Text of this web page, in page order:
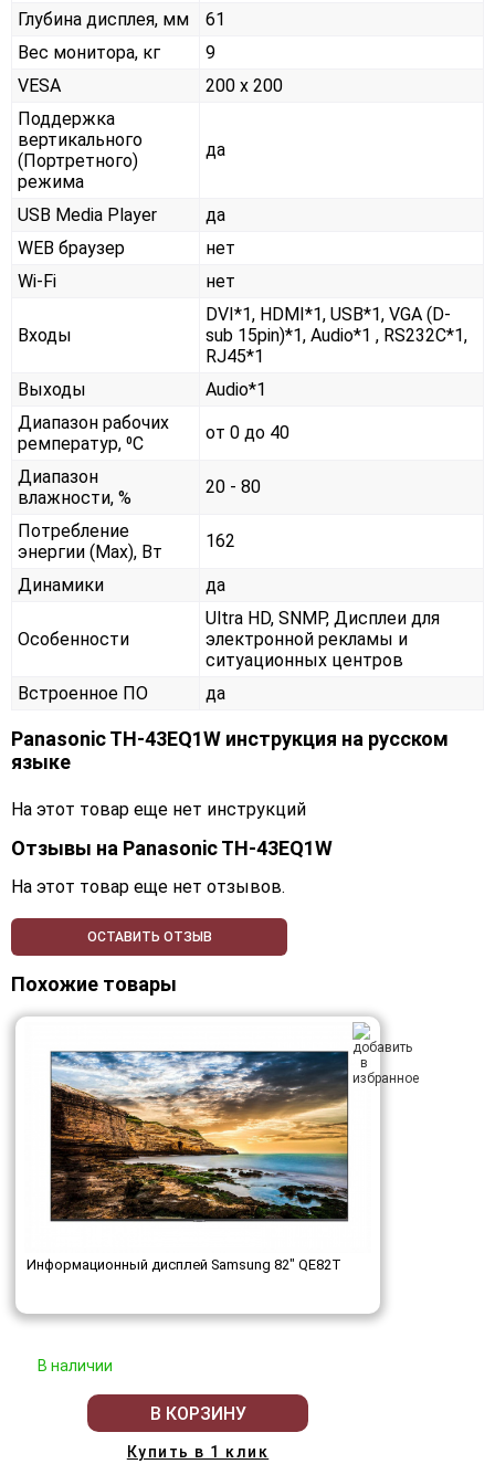
Глубина дисплея, мм
61
Вес монитора, кг
9
VESA
200 x 200
Поддержка
вертикального
(Портретного)
режима
да
USB Media Player
да
WEB браузер
нет
Wi-Fi
нет
Входы
DVI*1, HDMI*1, USB*1, VGA (D-
sub 15pin)*1, Audio*1 , RS232С*1,
RJ45*1
Выходы
Audio*1
Диапазон рабочих
ремператур, ⁰С
от 0 до 40
Диапазон
влажности, %
20 - 80
Потребление
энергии (Max), Вт
162
Динамики да
Особенности
Ultra HD, SNMP, Дисплеи для
электронной рекламы и
ситуационных центров
Встроенное ПО
да
Panasonic TH-43EQ1W инструкция на русском
языке
На этот товар еще нет инструкций
Отзывы на Panasonic TH-43EQ1W
На этот товар еще нет отзывов.
ОСТАВИТЬ ОТЗЫВ
Похожие товары
Информационный дисплей Samsung 82" QE82T
В наличии
В КОРЗИНУ
Купить в 1 клик